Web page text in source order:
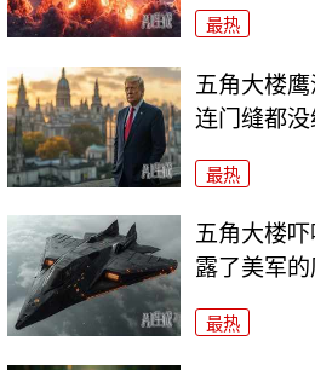
最热
五角大楼
连门缝都没
最热
五角大楼
露了美军
最热